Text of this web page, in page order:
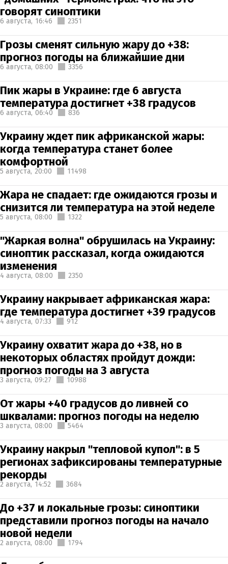
говорят синоптики
6 августа, 16:46 2351
Грозы сменят сильную жару до +38:
прогноз погоды на ближайшие дни
6 августа, 08:00 3356
Пик жары в Украине: где 6 августа
температура достигнет +38 градусов
6 августа, 06:40 836
Украину ждет пик африканской жары:
когда температура станет более
комфортной
5 августа, 20:00 11498
Жара не спадает: где ожидаются грозы и
снизится ли температура на этой неделе
5 августа, 08:00 1322
"Жаркая волна" обрушилась на Украину:
синоптик рассказал, когда ожидаются
изменения
4 августа, 08:00 2350
Украину накрывает африканская жара:
где температура достигнет +39 градусов
4 августа, 07:33 912
Украину охватит жара до +38, но в
некоторых областях пройдут дожди:
прогноз погоды на 3 августа
3 августа, 09:27 10988
От жары +40 градусов до ливней со
шквалами: прогноз погоды на неделю
3 августа, 08:00 5464
Украину накрыл "тепловой купол": в 5
регионах зафиксированы температурные
рекорды
2 августа, 14:52 3684
До +37 и локальные грозы: синоптики
представили прогноз погоды на начало
новой недели
2 августа, 08:00 1794